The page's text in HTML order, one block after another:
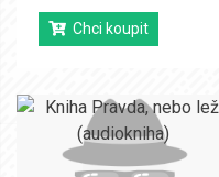
Chci koupit